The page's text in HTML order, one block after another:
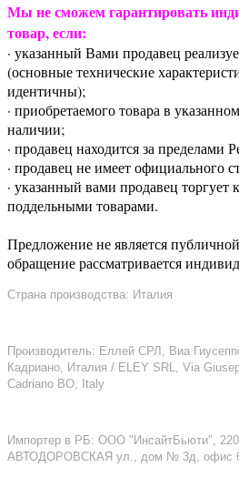
Мы не сможем гарантировать
товар, если:
· указанный Вами продавец
(основные технические
идентичны);
· приобретаемого товара в
наличии;
· продавец находится за пределами
· продавец не имеет
· указанный вами продавец
поддельными товарами.
Предложение не является
обращение рассматривается
Страна производства: Италия
Производитель: Еллей СРЛ, Виа
Кадриано, Италия / ELEY SRL, Via
Cadriano BO, Italy
Импортер в РБ: ООО "ИнсайтБьюти",
АВТОДОРОВСКАЯ ул., дом № 3д, офис